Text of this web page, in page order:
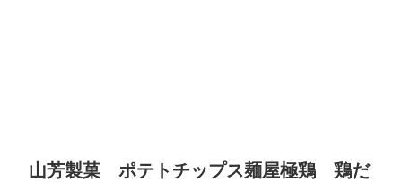
山芳製菓 ポテトチップス麺屋極鶏 鶏だ